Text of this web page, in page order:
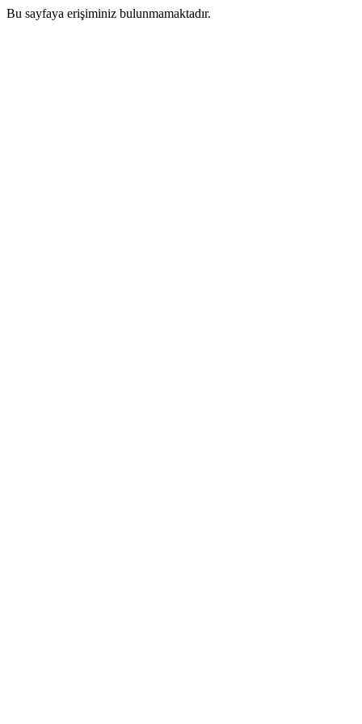
Bu sayfaya erişiminiz bulunmamaktadır.